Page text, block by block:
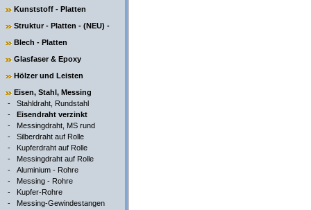
Kunststoff - Platten
Struktur - Platten - (NEU) -
Blech - Platten
Glasfaser & Epoxy
Hölzer und Leisten
Eisen, Stahl, Messing
- Stahldraht, Rundstahl
- Eisendraht verzinkt
- Messingdraht, MS rund
- Silberdraht auf Rolle
- Kupferdraht auf Rolle
- Messingdraht auf Rolle
- Aluminium - Rohre
- Messing - Rohre
- Kupfer-Rohre
- Messing-Gewindestangen